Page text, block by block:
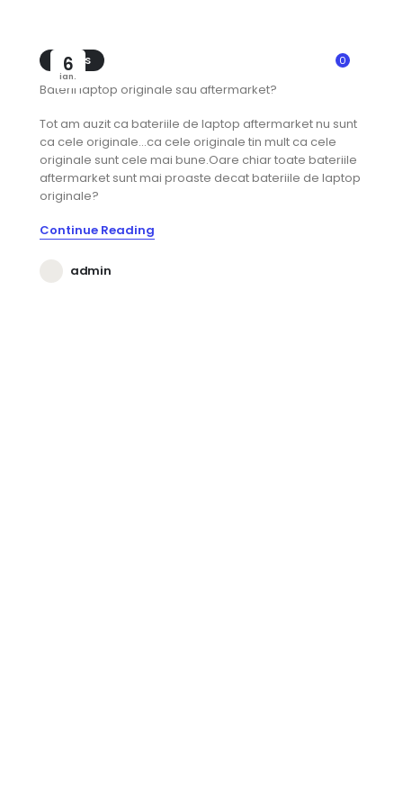
6
ian.
0
GUIDES
Baterii laptop originale sau aftermarket?
Tot am auzit ca bateriile de laptop aftermarket nu sunt
ca cele originale…ca cele originale tin mult ca cele
originale sunt cele mai bune.Oare chiar toate bateriile
aftermarket sunt mai proaste decat bateriile de laptop
originale?
Continue Reading
admin